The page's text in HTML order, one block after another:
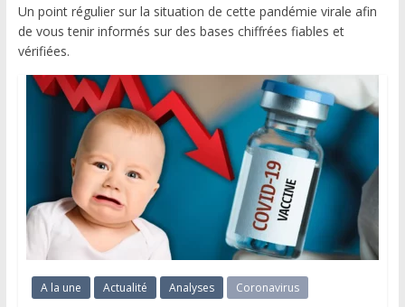
Un point régulier sur la situation de cette pandémie virale afin
de vous tenir informés sur des bases chiffrées fiables et
vérifiées.
A la une Actualité Analyses Coronavirus